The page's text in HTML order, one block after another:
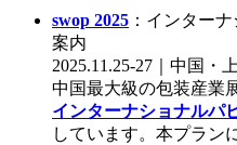
swop 2025 ：インター
案内
2025.11.25-27｜中国・
中国最大級の包装産業
インターナショナルパ
しています。本プラン